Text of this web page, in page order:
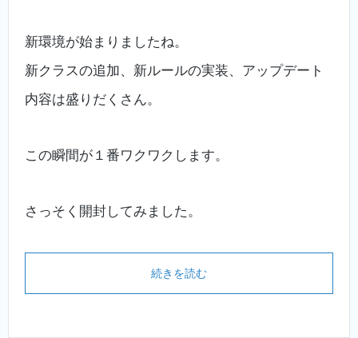
新環境が始まりましたね。
新クラスの追加、新ルールの実装、アップデート
内容は盛りだくさん。
この瞬間が１番ワクワクします。
さっそく開封してみました。
続きを読む